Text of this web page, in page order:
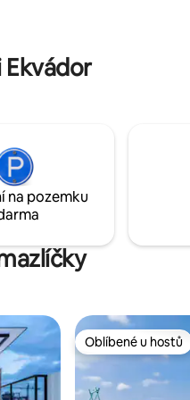
Ekvádor
na pozemku
Oblíbené u hostů
Oblíbené u hostů